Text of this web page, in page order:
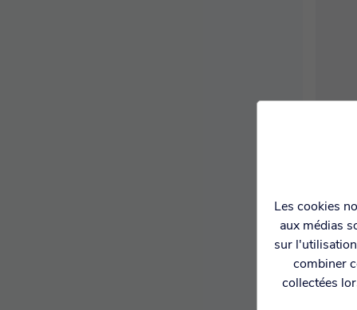
Les cookies
aux médias
sur
combiner
collectées